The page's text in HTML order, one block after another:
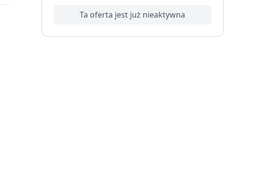
Ta oferta jest już nieaktywna